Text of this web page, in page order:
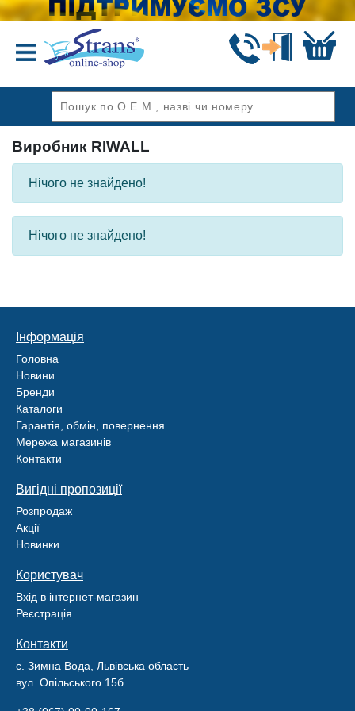
Виробник RIWALL
Нічого не знайдено!
Нічого не знайдено!
Інформація
Головна
Новини
Бренди
Каталоги
Гарантія, обмін, повернення
Мережа магазинів
Контакти
Вигідні пропозиції
Розпродаж
Акції
Новинки
Користувач
Вхід в інтернет-магазин
Реєстрація
Контакти
с. Зимна Вода, Львівська область
вул. Опільського 15б